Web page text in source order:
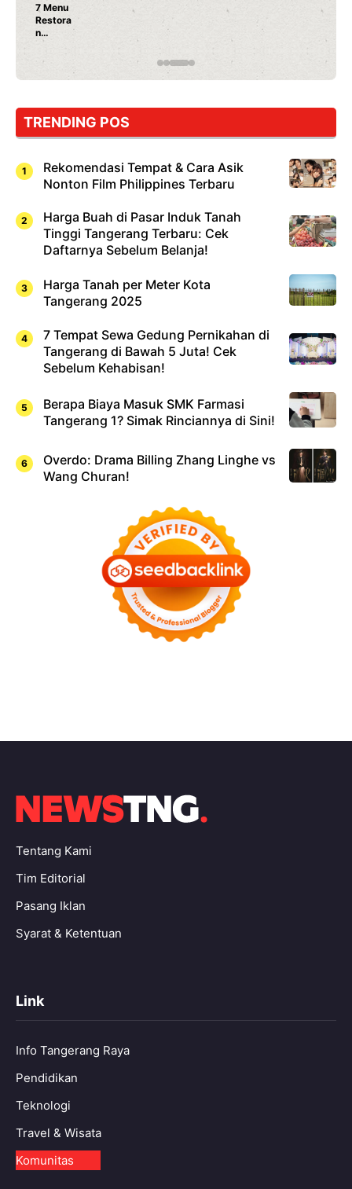
7 Menu
Restora
n
Jepang
Dicoba,
Cuma
Sushi!
TRENDING POS
Rekomendasi Tempat & Cara Asik
Nonton Film Philippines Terbaru
Harga Buah di Pasar Induk Tanah
Tinggi Tangerang Terbaru: Cek
Daftarnya Sebelum Belanja!
Harga Tanah per Meter Kota
Tangerang 2025
7 Tempat Sewa Gedung Pernikahan di
Tangerang di Bawah 5 Juta! Cek
Sebelum Kehabisan!
Berapa Biaya Masuk SMK Farmasi
Tangerang 1? Simak Rinciannya di Sini!
Overdo: Drama Billing Zhang Linghe vs
Wang Churan!
Tentang Kami
Tim Editorial
Pasang Iklan
Syarat & Ketentuan
Link
Info Tangerang Raya
Pendidikan
Teknologi
Travel & Wisata
Komunitas